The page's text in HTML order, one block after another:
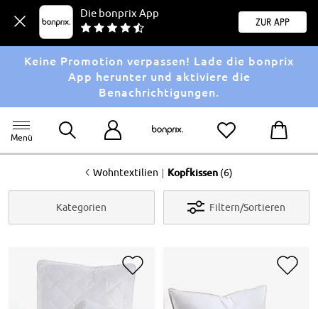
Die bonprix App
Zur App
Keine Promotion verpassen! Lade die bonprix
App herunter und aktiviere die
Benachrichtigungen.
Menü
<Wohntextilien | Kopfkissen (6)
Kategorien Filtern/Sortieren